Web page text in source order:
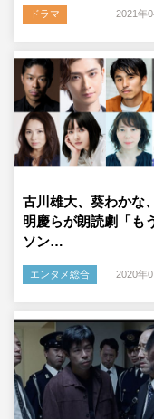
ドラマ 2021年
古川雄大、葵わかな
明慶らが朗読劇「も
ソン…
エンタメ総合 2020年